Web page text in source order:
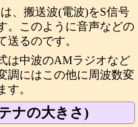
、搬送波(電波)をS信号
。このように音声などの
送るのです。
は中波のAMラジオなど
調にはこの他に周波数変
。
ナの大きさ)